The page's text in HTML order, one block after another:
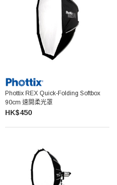
Phottix REX Quick-Folding Softbox
90cm 速開柔光罩
HK$450